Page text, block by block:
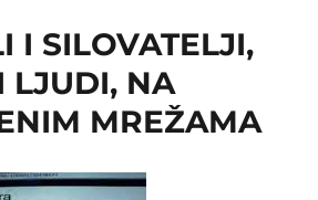
I SILOVATELJI,
LJUDI, NA
MREŽAMA